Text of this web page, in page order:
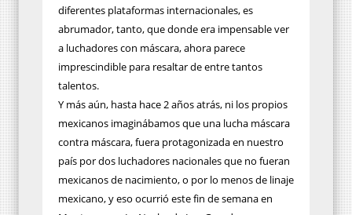
diferentes plataformas internacionales, es
abrumador, tanto, que donde era impensable ver
a luchadores con máscara, ahora parece
imprescindible para resaltar de entre tantos
talentos.
Y más aún, hasta hace 2 años atrás, ni los propios
mexicanos imaginábamos que una lucha máscara
contra máscara, fuera protagonizada en nuestro
país por dos luchadores nacionales que no fueran
mexicanos de nacimiento, o por lo menos de linaje
mexicano, y eso ocurrió este fin de semana en